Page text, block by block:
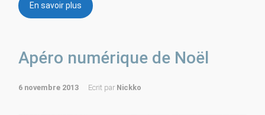
En savoir plus
Apéro numérique de Noël
6 novembre 2013 Ecrit par Nickko